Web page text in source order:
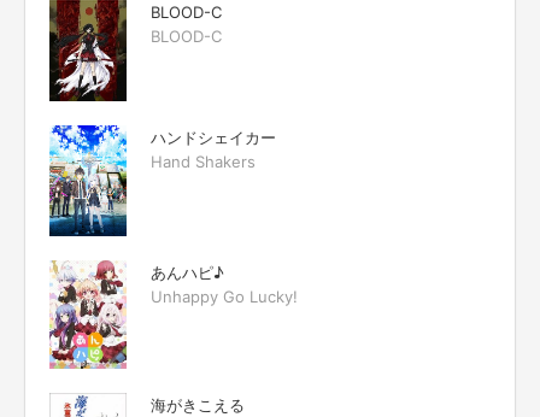
BLOOD-C
BLOOD-C
ハンドシェイカー
Hand Shakers
あんハピ♪
Unhappy Go Lucky!
海がきこえる